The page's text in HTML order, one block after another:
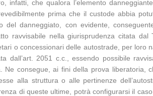
infatti, che qualora l’elemento
prima che il custode abbia
del danneggiato, con evidente,
ravvisabile nella giurisprudenza citata dal
o concessionari delle autostrade, per loro
2051 c.c., essendo possibile
Ne consegue, ai fini della prova liberatoria,
alla struttura o alle pertinenze
di queste ultime, potrà configurarsi il